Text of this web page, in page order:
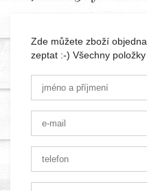
Zde můžete zboží
zeptat :-) Všechny